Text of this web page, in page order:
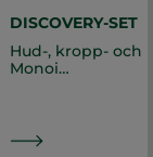
DISCOVERY-SET
Hud-, kropp- och
Monoi…